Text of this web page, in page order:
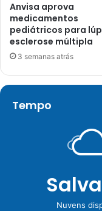
Anvisa aprova
medicamentos
pediátricos para
esclerose múltipla
3 semanas atrás
Tempo
Nuvens